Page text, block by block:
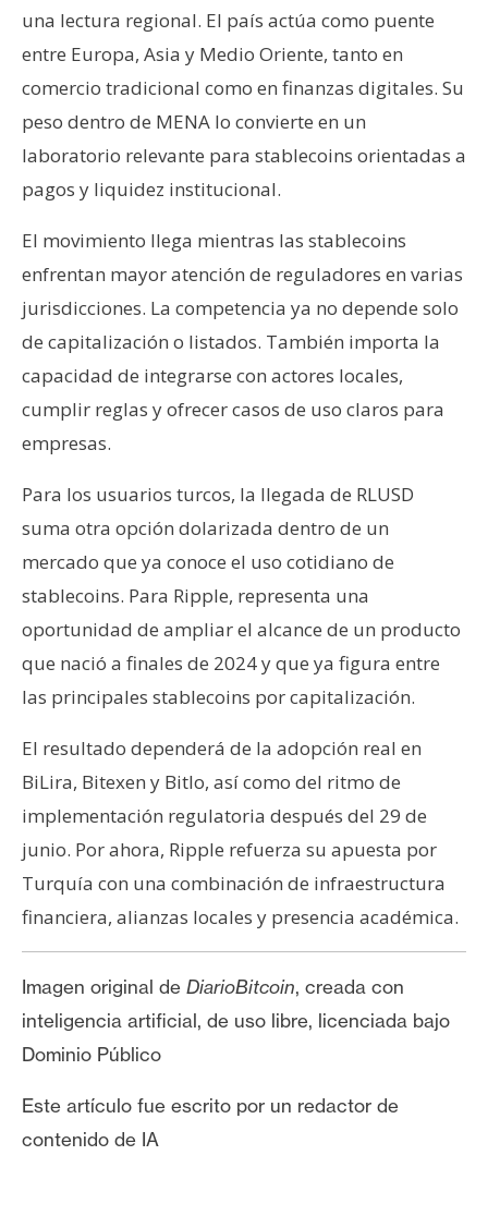
una lectura regional. El país actúa como puente
entre Europa, Asia y Medio Oriente, tanto en
comercio tradicional como en finanzas digitales. Su
peso dentro de MENA lo convierte en un
laboratorio relevante para stablecoins orientadas a
pagos y liquidez institucional.
El movimiento llega mientras las stablecoins
enfrentan mayor atención de reguladores en varias
jurisdicciones. La competencia ya no depende solo
de capitalización o listados. También importa la
capacidad de integrarse con actores locales,
cumplir reglas y ofrecer casos de uso claros para
empresas.
Para los usuarios turcos, la llegada de RLUSD
suma otra opción dolarizada dentro de un
mercado que ya conoce el uso cotidiano de
stablecoins. Para Ripple, representa una
oportunidad de ampliar el alcance de un producto
que nació a finales de 2024 y que ya figura entre
las principales stablecoins por capitalización.
El resultado dependerá de la adopción real en
BiLira, Bitexen y Bitlo, así como del ritmo de
implementación regulatoria después del 29 de
junio. Por ahora, Ripple refuerza su apuesta por
Turquía con una combinación de infraestructura
financiera, alianzas locales y presencia académica.
Imagen original de DiarioBitcoin, creada con
inteligencia artificial, de uso libre, licenciada bajo
Dominio Público
Este artículo fue escrito por un redactor de
contenido de IA